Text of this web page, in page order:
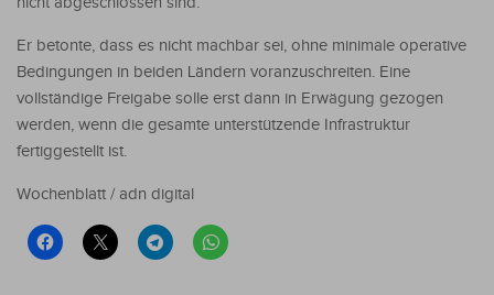
Er betonte, dass es nicht machbar sei, ohne minimale operative
Bedingungen in beiden Ländern voranzuschreiten. Eine
vollständige Freigabe solle erst dann in Erwägung gezogen
werden, wenn die gesamte unterstützende Infrastruktur
fertiggestellt ist.
Wochenblatt / adn digital